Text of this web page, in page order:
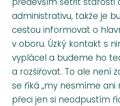
administrativu, takže je
cestou informovat o
v oboru. Úzký kontakt s
vyplácel a budeme ho
a rozšiřovat. To ale není
se říká „my nesmíme ani
přeci jen si neodpustím